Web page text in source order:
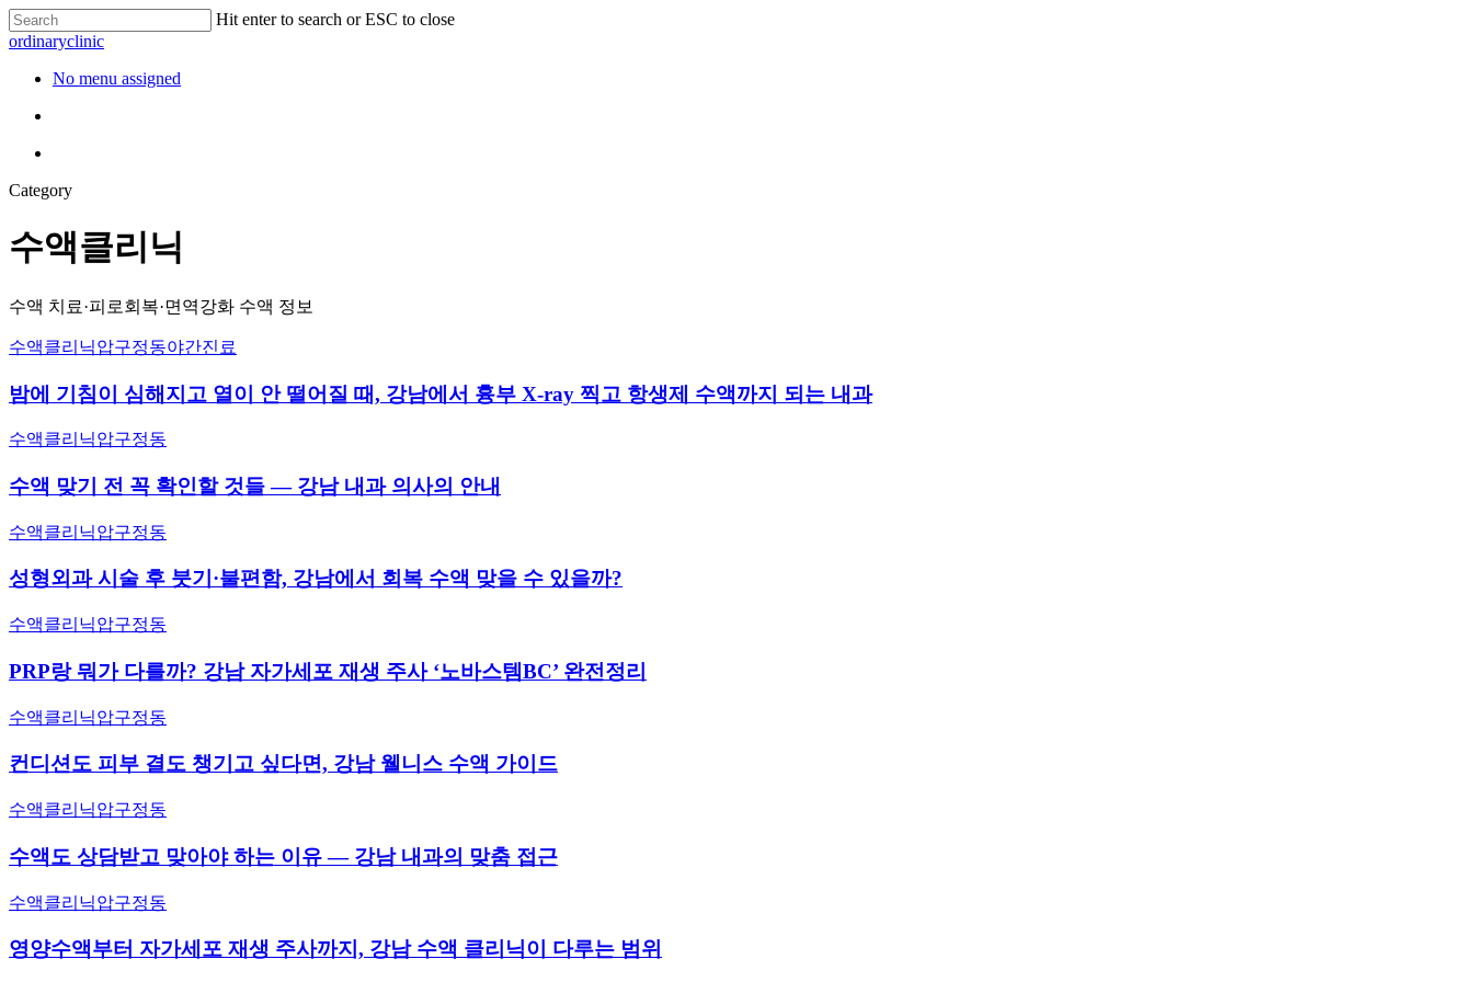
Hit enter to search or ESC to close
ordinaryclinic
No menu assigned
Category
수액클리닉
수액 치료·피로회복·면역강화 수액 정보
수액클리닉압구정동야간진료
밤에 기침이 심해지고 열이 안 떨어질 때, 강남에서 흉부 X-ray 찍고 항생제 수액까지 되는 내과
수액클리닉압구정동
수액 맞기 전 꼭 확인할 것들 — 강남 내과 의사의 안내
수액클리닉압구정동
성형외과 시술 후 붓기·불편함, 강남에서 회복 수액 맞을 수 있을까?
수액클리닉압구정동
PRP랑 뭐가 다를까? 강남 자가세포 재생 주사 ‘노바스템BC’ 완전정리
수액클리닉압구정동
컨디션도 피부 결도 챙기고 싶다면, 강남 웰니스 수액 가이드
수액클리닉압구정동
수액도 상담받고 맞아야 하는 이유 — 강남 내과의 맞춤 접근
수액클리닉압구정동
영양수액부터 자가세포 재생 주사까지, 강남 수액 클리닉이 다루는 범위